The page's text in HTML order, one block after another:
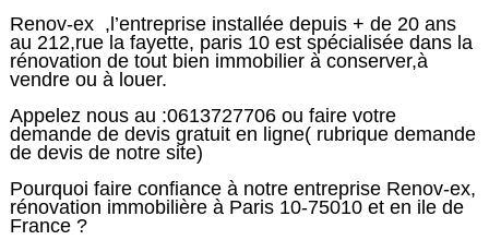
Renov-ex ,l’entreprise installée depuis + de 20 ans
au 212,rue la fayette, paris 10 est spécialisée dans la
rénovation de tout bien immobilier à conserver,à
vendre ou à louer.
Appelez nous au :0613727706 ou faire votre
demande de devis gratuit en ligne( rubrique demande
de devis de notre site)
Pourquoi faire confiance à notre entreprise Renov-ex,
rénovation immobilière à Paris 10-75010 et en ile de
France ?